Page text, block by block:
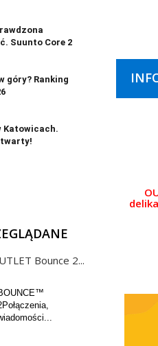
Suunto Core 2
góry? Ranking
Katowicach.
Bounce 2...